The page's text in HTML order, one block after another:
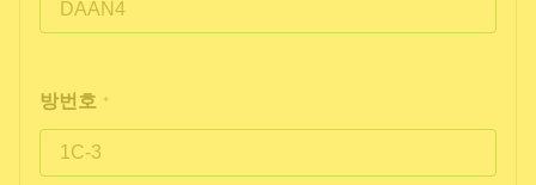
방번호 *